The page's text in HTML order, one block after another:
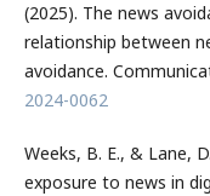
(2025). The news
relationship between
avoidance.
2024-0062
Weeks, B. E., & Lane,
exposure to news in